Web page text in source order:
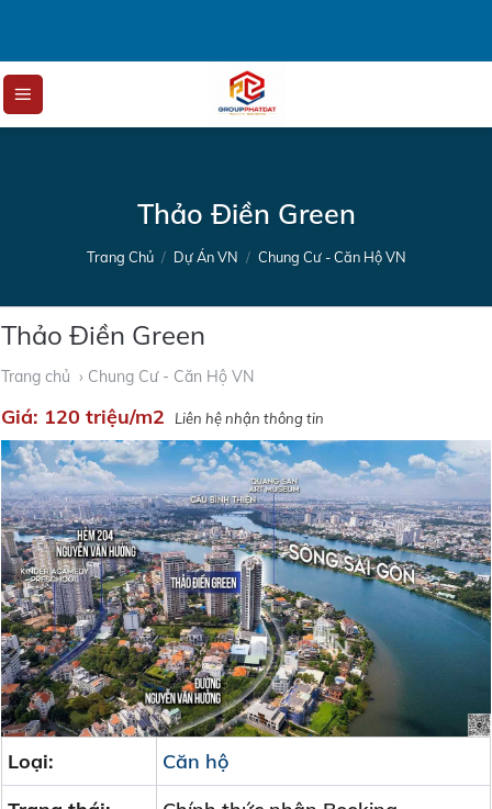
content
Thảo Điền Green
Trang Chủ / Dự Án VN / Chung Cư - Căn Hộ VN
Thảo Điền Green
Trang chủ › Chung Cư - Căn Hộ VN
Giá: 120 triệu/m2 Liên hệ nhận thông tin
Loại:
Căn hộ